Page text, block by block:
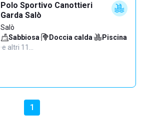
Polo Sportivo Canottieri
Garda Salò
Salò
Sabbiosa· Doccia calda·
Piscina
·e altri 11…
1